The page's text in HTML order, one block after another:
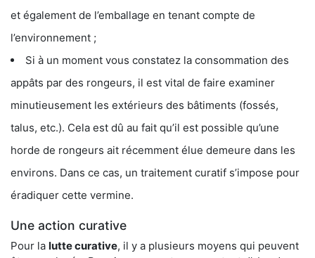
et également de l’emballage en tenant compte de
l’environnement ;
Si à un moment vous constatez la consommation des
appâts par des rongeurs, il est vital de faire examiner
minutieusement les extérieurs des bâtiments (fossés,
talus, etc.). Cela est dû au fait qu’il est possible qu’une
horde de rongeurs ait récemment élue demeure dans les
environs. Dans ce cas, un traitement curatif s’impose pour
éradiquer cette vermine.
Une action curative
Pour la lutte curative, il y a plusieurs moyens qui peuvent